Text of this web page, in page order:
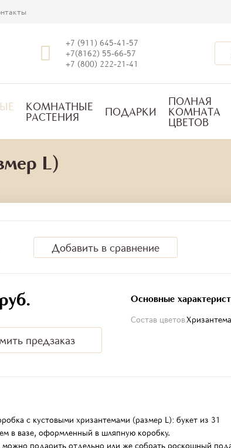
+7 (911) 645-41-57
+7(8162) 55-66-57
+7 (800) 222-21-41
КОМНАТНЫЕ
РАСТЕНИЯ
ПОДАРКИ
ПОЛНАЯ
КОМНАТА
ЦВЕТОВ
L)
Добавить в сравнение
предзаказ
Основные
Состав цветов
с кустовыми хризантемами (размер L): букет из 31
в вазе, оформленный в шляпную коробку.
можно подарить отдельно или же собрать роскошный